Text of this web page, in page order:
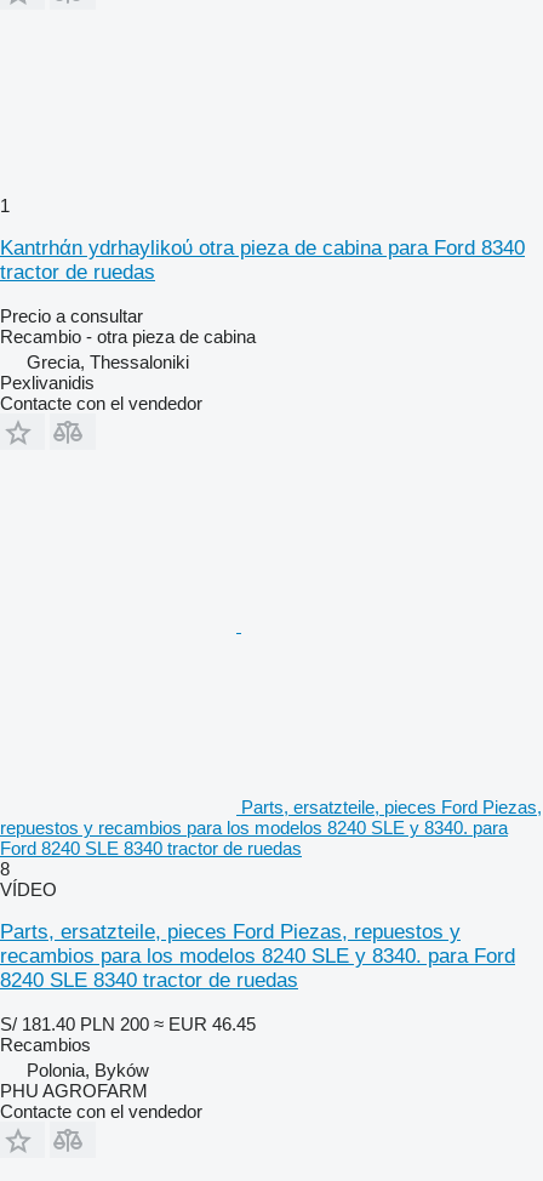
1
Kantrhάn ydrhaylikoύ otra pieza de cabina para Ford 8340
tractor de ruedas
Precio a consultar
Recambio - otra pieza de cabina
Grecia, Thessaloniki
Pexlivanidis
Contacte con el vendedor
Parts, ersatzteile, pieces Ford Piezas,
repuestos y recambios para los modelos 8240 SLE y 8340. para
Ford 8240 SLE 8340 tractor de ruedas
8
VÍDEO
Parts, ersatzteile, pieces Ford Piezas, repuestos y
recambios para los modelos 8240 SLE y 8340. para Ford
8240 SLE 8340 tractor de ruedas
S/ 181.40 PLN 200 ≈ EUR 46.45
Recambios
Polonia, Byków
PHU AGROFARM
Contacte con el vendedor